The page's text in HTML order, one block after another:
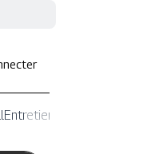
Entretiens